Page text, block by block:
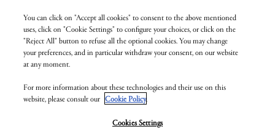
BUSINESS AREA
my.keringeyewear.com
© Kering Eyewear 2023. All rights reserved
Kering Eyewear S.p.A.Via Altichiero 180, 35135 Padova
v. 1.3.5.as2
You can click on "Accept all cookies" to consent to the above mentioned
uses, click on "Cookie Settings" to configure your choices, or click on the
"Reject All" button to refuse all the optional cookies. You may change
your preferences, and in particular withdraw your consent, on our website
at any moment.
For more information about these technologies and their use on this
website, please consult our Cookie Policy.
Cookies Settings